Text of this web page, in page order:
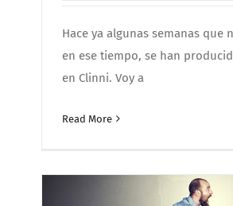
Hace ya algunas semanas que
en ese tiempo, se han
en Clinni. Voy a
Read More